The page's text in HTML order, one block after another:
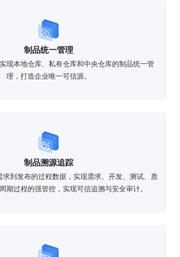
制品统一管理
现本地仓库、私有仓库和中央仓库的制品统一管
理，打造企业唯一可信源。
制品溯源追踪
求到发布的过程数据，实现需求、开发、测试、质
期过程的强管控，实现可信追溯与安全审计。